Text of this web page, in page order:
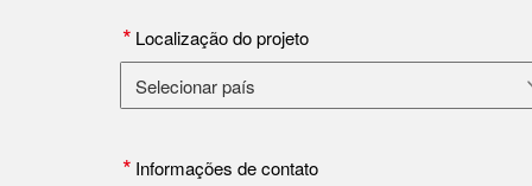
* Localização do projeto
Selecionar país
* Informações de contato